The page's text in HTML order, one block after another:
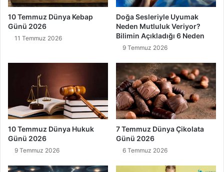
m
a
ı
l
a
"
0
7
z
10 Temmuz Dünya Kebap
Günü 2026
11 Temmuz 2026
Doğa Sesleriyle Uyumak
Neden Mutluluk Veriyor?
Bilimin Açıkladığı 6 Neden
9 Temmuz 2026
10 Temmuz Dünya Hukuk
Günü 2026
9 Temmuz 2026
7 Temmuz Dünya Çikolata
Günü 2026
6 Temmuz 2026